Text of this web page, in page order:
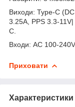
Виходи: Type-C
3.25A, PPS 3.3-
C.
Входи: AC 100-
Приховати
Характеристики